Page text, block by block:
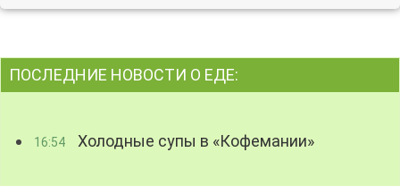
ПОСЛЕДНИЕ НОВОСТИ О ЕДЕ:
16:54 Холодные супы в «Кофемании»